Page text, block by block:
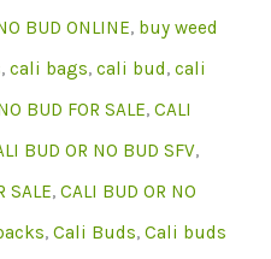
BUD ONLINE, buy weed
, cali bags, cali bud , cali
BUD FOR SALE, CALI
BUD OR NO BUD SFV,
SALE, CALI BUD OR NO
, Cali Buds, Cali buds